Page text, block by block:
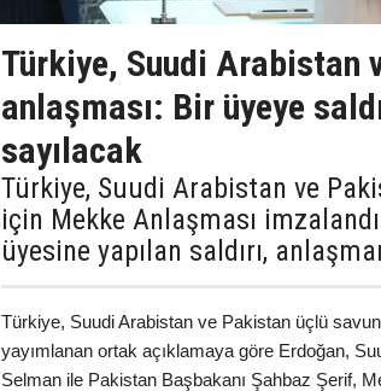
Türkiye, Suudi Arabistan
anlaşması: Bir üyeye
sayılacak
Türkiye, Suudi Arabistan ve
için Mekke Anlaşması
üyesine yapılan saldırı,
Türkiye, Suudi Arabistan ve Pakistan üçlü
yayımlanan ortak açıklamaya göre Erdoğan,
Selman ile Pakistan Başbakanı Şahbaz Şerif,